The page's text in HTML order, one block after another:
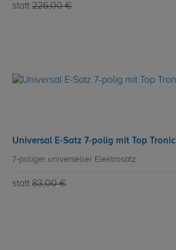
statt 226,00 €
Universal E-Satz 7-polig mit Top Tronic
7-poliger universeller Elektrosatz
statt 83,00 €